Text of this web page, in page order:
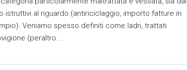
istruttivi al riguardo (antiriciclaggio, importo fatture in
Veniamo spesso definiti come ladri, trattati
(peraltro...